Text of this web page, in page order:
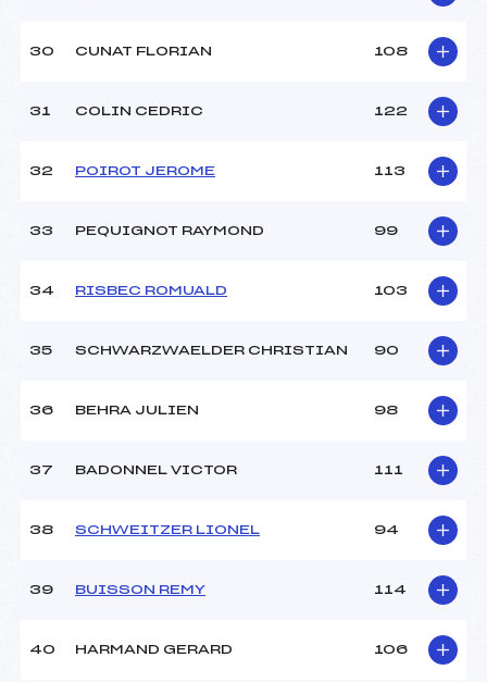
30 CUNAT FLORIAN 108
31 COLIN CEDRIC 122
32 POIROT JEROME 113
33 PEQUIGNOT RAYMOND 99
34 RISBEC ROMUALD 103
35 SCHWARZWAELDER CHRISTIAN 90
36 BEHRA JULIEN 98
37 BADONNEL VICTOR 111
38 SCHWEITZER LIONEL 94
39 BUISSON REMY 114
40 HARMAND GERARD 106